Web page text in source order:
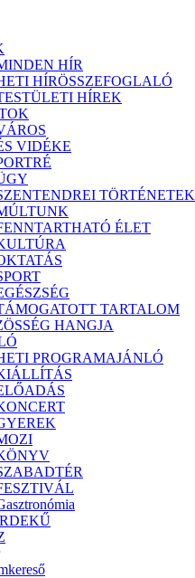
HÍR
HÍRÖSSZEFOGLALÓ
HÍREK
VIDÉKE
TÖRTÉNETEK
ÉLET
TARTALOM
HANGJA
PROGRAMAJÁNLÓ